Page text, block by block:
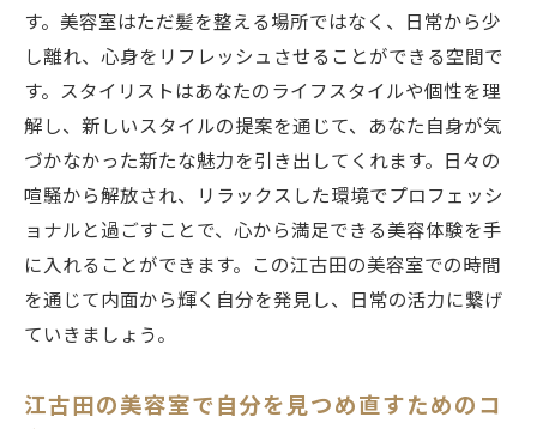
す。美容室はただ髪を整える場所ではなく、日常から少
し離れ、心身をリフレッシュさせることができる空間で
す。スタイリストはあなたのライフスタイルや個性を理
解し、新しいスタイルの提案を通じて、あなた自身が気
づかなかった新たな魅力を引き出してくれます。日々の
喧騒から解放され、リラックスした環境でプロフェッシ
ョナルと過ごすことで、心から満足できる美容体験を手
に入れることができます。この江古田の美容室での時間
を通じて内面から輝く自分を発見し、日常の活力に繋げ
ていきましょう。
江古田の美容室で自分を見つめ直すためのコ